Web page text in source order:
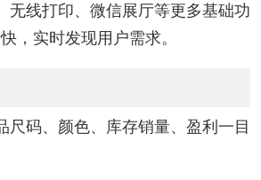
无线打印、微信展厅等更多基础功
，实时发现用户需求。
尺码、颜色、库存销量、盈利一目